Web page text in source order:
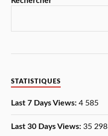
STATISTIQUES
Last 7 Days Views:4 585
Last 30 Days Views:35 298